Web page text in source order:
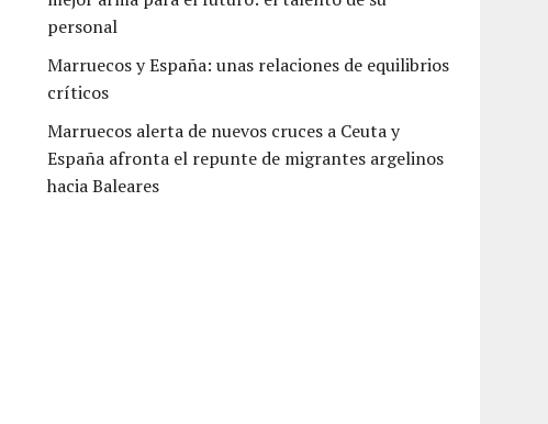
personal
Marruecos y España: unas relaciones de equilibrios
críticos
Marruecos alerta de nuevos cruces a Ceuta y
España afronta el repunte de migrantes argelinos
hacia Baleares